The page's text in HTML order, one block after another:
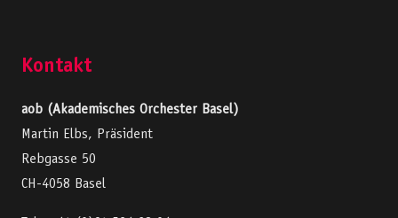
Kontakt
aob (Akademisches Orchester Basel)
Martin Elbs, Präsident
Rebgasse 50
CH-4058 Basel